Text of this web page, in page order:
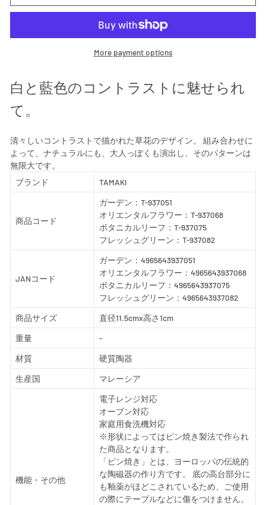
More payment options
白と藍色のコントラストに魅せられ
て。
清々しいコントラストで描かれた草花のデザイン。 組み合わせに
よって、ナチュラルにも、大人っぽくも演出し、そのパターンは
無限大です。
ブランド
TAMAKI
商品コード
ガーデン：T-937051
オリエンタルフラワー：T-937068
ボタニカルリーフ：T-937075
フレッシュグリーン：T-937082
JANコード
ガーデン：4965643937051
オリエンタルフラワー：4965643937068
ボタニカルリーフ：4965643937075
フレッシュグリーン：4965643937082
商品サイズ
直径11.5cmx高さ1cm
重量
-
材質
硬質陶器
生産国
マレーシア
機能・その他
電子レンジ対応
オーブン対応
家庭用食洗機対応
※形状によってはピン焼き製法で作られ
た商品となります。
「ピン焼き」とは、ヨーロッパの伝統的
な陶磁器の作り方です。 底の高台部分に
も釉薬がほどこされているため、ご使用
の際にテーブルなどに傷をつけません。